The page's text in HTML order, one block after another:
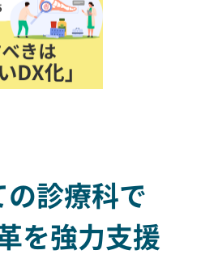
の診療科で
を強力支援